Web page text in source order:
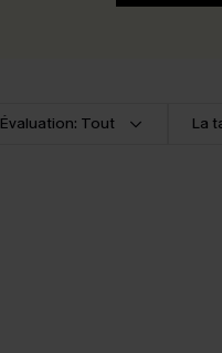
Évaluation: Tout La